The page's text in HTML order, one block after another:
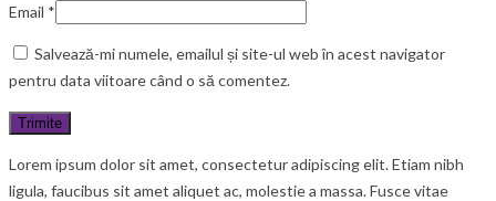
Email *
Salvează-mi numele, emailul și site-ul web în acest navigator
pentru data viitoare când o să comentez.
Lorem ipsum dolor sit amet, consectetur adipiscing elit. Etiam nibh
ligula, faucibus sit amet aliquet ac, molestie a massa. Fusce vitae